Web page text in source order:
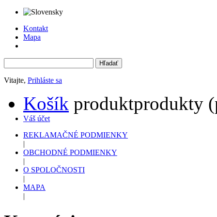
Kontakt
Mapa
Vitajte, Prihláste sa
Košík produktprodukty
Váš účet
REKLAMAČNÉ PODMIENKY
|
OBCHODNÉ PODMIENKY
|
O SPOLOČNOSTI
|
MAPA
|